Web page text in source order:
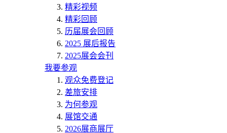
精彩视频
精彩回顾
历届展会回顾
2025 展后报告
2025展会会刊
我要参观
观众免费登记
差旅安排
为何参观
展馆交通
2026展商展厅